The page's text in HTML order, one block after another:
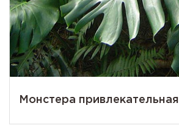
Монстера привлекательная